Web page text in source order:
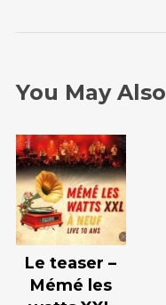
You May
Le teaser –
Mémé les